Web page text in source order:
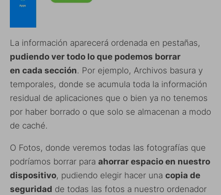
La información aparecerá ordenada en pestañas,
pudiendo ver todo lo que podemos borrar
en cada sección. Por ejemplo, Archivos basura y
temporales, donde se acumula toda la información
residual de aplicaciones que o bien ya no tenemos
por haber borrado o que solo se almacenan a modo
de caché.
O Fotos, donde veremos todas las fotografías que
podríamos borrar para ahorrar espacio en nuestro
dispositivo, pudiendo elegir hacer una copia de
seguridad de todas las fotos a nuestro ordenador